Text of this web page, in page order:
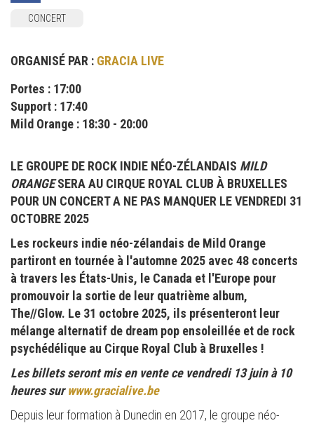
CONCERT
ORGANISÉ PAR : GRACIA LIVE
Portes : 17:00
Support : 17:40
Mild Orange : 18:30 - 20:00
LE GROUPE DE ROCK INDIE NÉO-ZÉLANDAIS MILD
ORANGESERA AU CIRQUE ROYAL CLUB À BRUXELLES
POUR UN CONCERT A NE PAS MANQUER LE VENDREDI 31
OCTOBRE 2025
Les rockeurs indie néo-zélandais de Mild Orange
partiront en tournée à l'automne 2025 avec 48 concerts
à travers les États-Unis, le Canada et l'Europe pour
promouvoir la sortie de leur quatrième album,
The//Glow. Le 31 octobre 2025, ils présenteront leur
mélange alternatif de dream pop ensoleillée et de rock
psychédélique au Cirque Royal Club à Bruxelles !
Les billets seront mis en vente ce vendredi 13 juin à 10
heures surwww.gracialive.be
Depuis leur formation à Dunedin en 2017, le groupe néo-